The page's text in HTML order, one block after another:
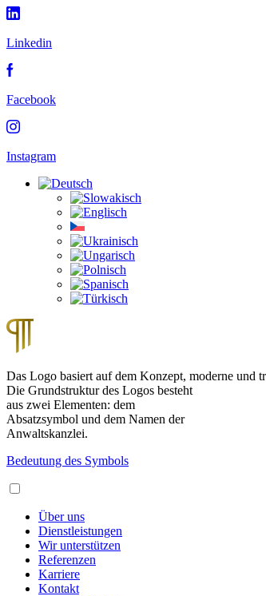
Linkedin
Facebook
Instagram
Das Logo basiert auf dem Konzept, moderne und
Die Grundstruktur des Logos besteht
aus zwei Elementen: dem
Absatzsymbol und dem Namen der
Anwaltskanzlei.
Bedeutung des Symbols
Über uns
Dienstleistungen
Wir unterstützen
Referenzen
Karriere
Kontakt